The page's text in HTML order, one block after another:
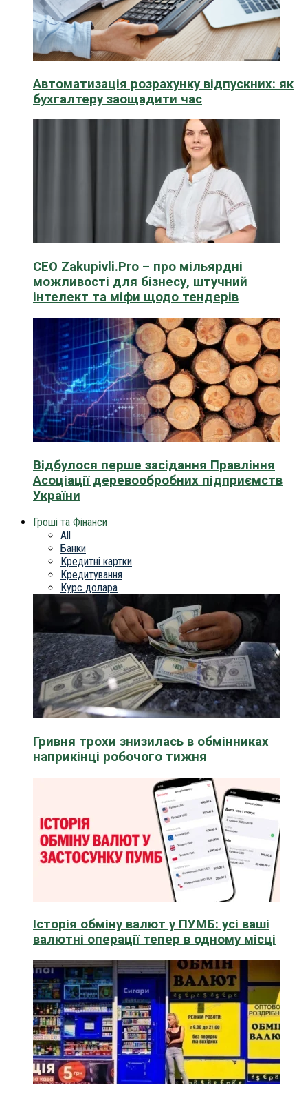
Автоматизація розрахунку відпускних: як
бухгалтеру заощадити час
CEO Zakupivli.Pro – про мільярдні
можливості для бізнесу, штучний
інтелект та міфи щодо тендерів
Відбулося перше засідання Правління
Асоціації деревообробних підприємств
України
Гроші та Фінанси
All
Банки
Кредитні картки
Кредитування
Курс долара
Гривня трохи знизилась в обмінниках
наприкінці робочого тижня
Історія обміну валют у ПУМБ: усі ваші
валютні операції тепер в одному місці